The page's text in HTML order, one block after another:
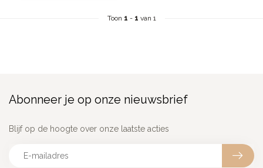
Toon 1 - 1 van 1
Abonneer je op onze nieuwsbrief
Blijf op de hoogte over onze laatste acties